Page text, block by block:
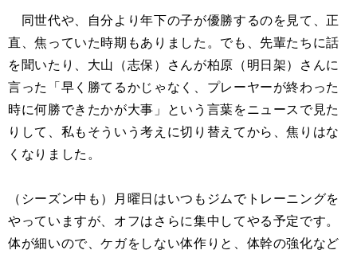
同世代や、自分より年下の子が優勝するのを見て、正
直、焦っていた時期もありました。でも、先輩たちに話
を聞いたり、大山（志保）さんが柏原（明日架）さんに
言った「早く勝てるかじゃなく、プレーヤーが終わった
時に何勝できたかが大事」という言葉をニュースで見た
りして、私もそういう考えに切り替えてから、焦りはな
くなりました。
（シーズン中も）月曜日はいつもジムでトレーニングを
やっていますが、オフはさらに集中してやる予定です。
体が細いので、ケガをしない体作りと、体幹の強化など